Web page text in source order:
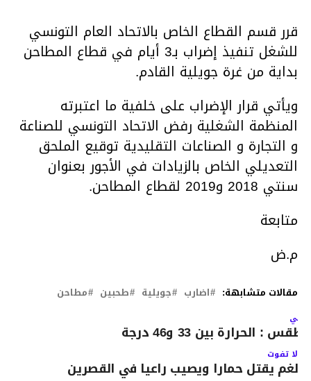
قرر قسم القطاع الخاص بالاتحاد العام التونسي
للشغل تنفيذ إضراب بـ3 أيام في قطاع المطاحن
بداية من غرة جويلية القادم.
ويأتي قرار الإضراب على خلفية ما اعتبرته
المنظمة الشغلية رفض الاتحاد التونسي للصناعة
و التجارة و الصناعات التقليدية توقيع الملحق
التعديلي الخاص بالزيادات في الأجور بعنوان
سنتي 2018 و2019 لقطاع المطاحن.
متابعة
م.ض
مقالات متشابهة: اضارب جويلية طحبين مطاحن
: الحرارة بين 33 و46 درجة
لا تفوت
لغم يقتل حمارا ويصيب راعيا في القصرين